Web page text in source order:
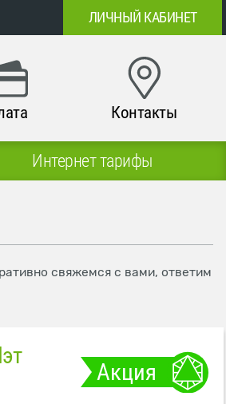
ЛИЧНЫЙ КАБИНЕТ
Контакты
Интернет тарифы
свяжемся с вами, ответим
Акция